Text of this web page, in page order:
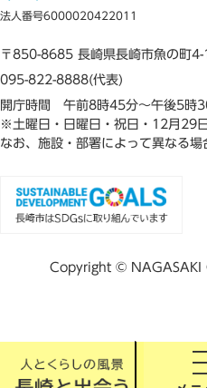
法人番号6000020422011
〒850-8685 長崎県長崎市魚の町4-1
095-822-8888(代表)
開庁時間 午前8時45分～午後5時
※土曜日・日曜日・祝日・12月29
なお、施設・部署によって異なる場
Copyright © NAGASAKI